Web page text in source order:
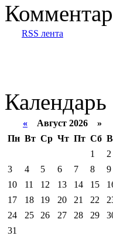
RSS лента
Календарь
« Август 2026 »
Пн Вт Ср Чт Пт Сб
1
2
3
4 5 6 7 8
9
10
11 12 13 14 15
17
18 19 20 21 22
24
25 26 27 28 29
31